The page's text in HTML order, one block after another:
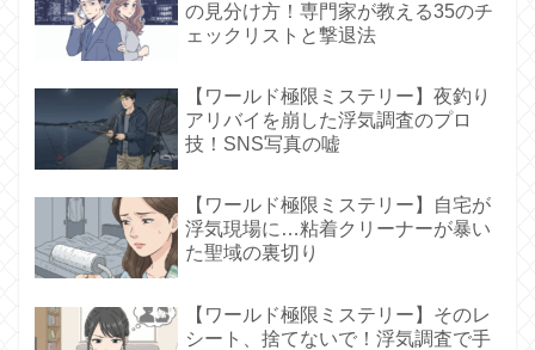
の見分け方！専門家が教える35のチ
ェックリストと撃退法
【ワールド極限ミステリー】夜釣り
アリバイを崩した浮気調査のプロ
技！SNS写真の嘘
【ワールド極限ミステリー】自宅が
浮気現場に…粘着クリーナーが暴い
た聖域の裏切り
【ワールド極限ミステリー】そのレ
シート、捨てないで！浮気調査で手